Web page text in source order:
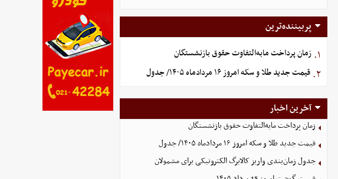
پربیننده‌ترین
۱. زمان پرداخت مابه‌التفاوت حقوق بازنشستگان
۲. قیمت جدید طلا و سکه امروز ۱۶ مردادماه ۱۴۰۵/ جدول
آخرین اخبار
زمان پرداخت مابه‌التفاوت حقوق بازنشستگان
قیمت جدید طلا و سکه امروز ۱۶ مردادماه ۱۴۰۵/ جدول
جدول زمان‌بندی واریز کالابرگ الکترونیکی برای مشمولان